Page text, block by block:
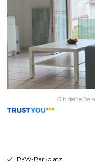
Gib deine
PKW-Parkplatz